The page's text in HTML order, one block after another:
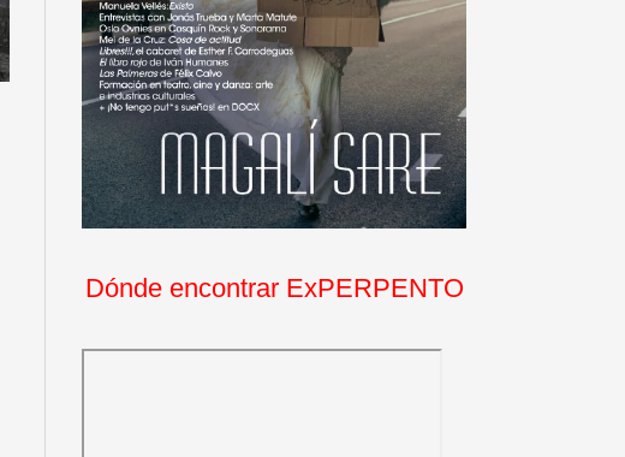
Dónde encontrar ExPERPENTO